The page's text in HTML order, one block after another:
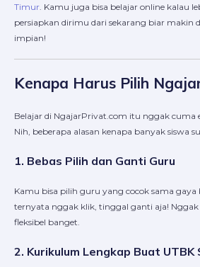
Timur . Kamu juga bisa belajar online kalau
persiapkan dirimu dari sekarang biar makin
impian!
Kenapa Harus Pilih
Belajar di NgajarPrivat.com itu nggak cuma
Nih, beberapa alasan kenapa banyak siswa
1. Bebas Pilih dan Ganti Guru
Kamu bisa pilih guru yang cocok sama gaya
ternyata nggak klik, tinggal ganti aja!
fleksibel banget.
2. Kurikulum Lengkap Buat UTBK